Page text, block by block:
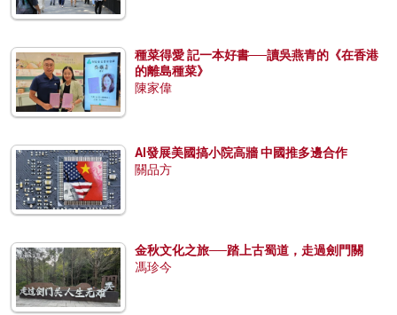
種菜得愛 記一本好書──讀吳燕青的《在香港
的離島種菜》
陳家偉
AI發展美國搞小院高牆 中國推多邊合作
關品方
金秋文化之旅──踏上古蜀道，走過劍門關
馮珍今